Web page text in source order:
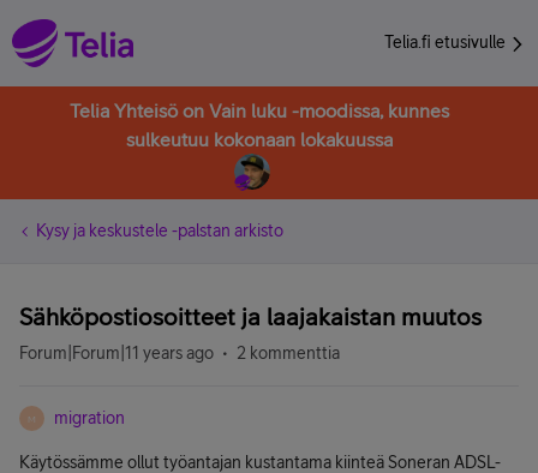
Telia.fi etusivulle
Telia Yhteisö on Vain luku -moodissa, kunnes
sulkeutuu kokonaan lokakuussa
Kysy ja keskustele -palstan arkisto
Sähköpostiosoitteet ja laajakaistan muutos
Forum|Forum|11 years ago 2 kommenttia
M migration
Käytössämme ollut työantajan kustantama kiinteä Soneran ADSL-